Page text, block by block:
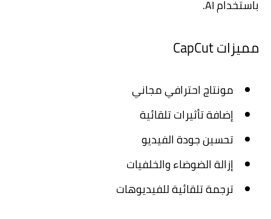
باستخدام AI.
مميزات CapCut
مونتاج احترافي مجاني
إضافة تأثيرات تلقائية
تحسين جودة الفيديو
إزالة الضوضاء والخلفيات
ترجمة تلقائية للفيديوهات